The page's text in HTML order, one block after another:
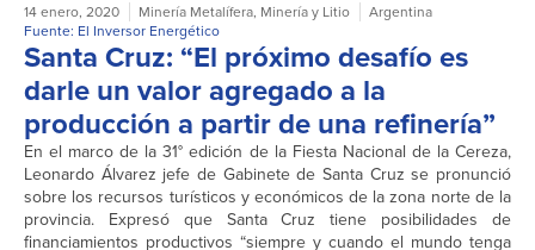
14 enero, 2020 Minería Metalífera, Minería y Litio
Argentina
Fuente: El Inversor Energético
Santa Cruz: “El próximo desafío es
darle un valor agregado a la
producción a partir de una refinería”
En el marco de la 31° edición de la Fiesta Nacional de la Cereza,
Leonardo Álvarez jefe de Gabinete de Santa Cruz se pronunció
sobre los recursos turísticos y económicos de la zona norte de la
provincia. Expresó que Santa Cruz tiene posibilidades de
financiamientos productivos “siempre y cuando el mundo tenga